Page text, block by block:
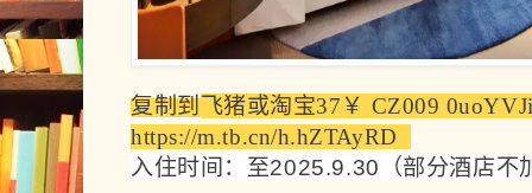
复制到飞猪或淘宝37￥ CZ009
https://m.tb.cn/h.hZTAyRD
入住时间：至2025.9.30（部分酒店不